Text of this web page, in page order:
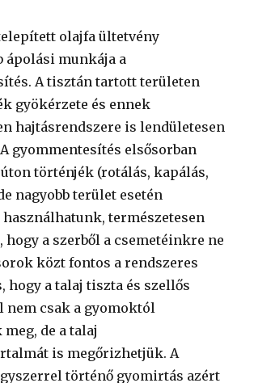
olajfa ültetvény
ápolási munkája a
A tisztán tartott területen
gyökérzete és ennek
hajtásrendszere is lendületesen
gyommentesítés elsősorban
történjék (rotálás, kapálás,
nagyobb terület esetén
természetesen
hogy a szerből a csemetéinkre ne
közt fontos a rendszeres
hogy a talaj tiszta és szellős
nem csak a gyomoktól
de a talaj
is megőrizhetjük. A
történő gyomirtás azért